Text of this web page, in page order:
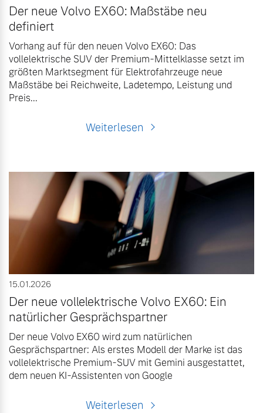
Der neue Volvo EX60: Maßstäbe neu
definiert
Vorhang auf für den neuen Volvo EX60: Das
vollelektrische SUV der Premium-Mittelklasse setzt im
größten Marktsegment für Elektrofahrzeuge neue
Maßstäbe bei Reichweite, Ladetempo, Leistung und
Preis...
Weiterlesen
15.01.2026
Der neue vollelektrische Volvo EX60: Ein
natürlicher Gesprächspartner
Der neue Volvo EX60 wird zum natürlichen
Gesprächspartner: Als erstes Modell der Marke ist das
vollelektrische Premium-SUV mit Gemini ausgestattet,
dem neuen KI-Assistenten von Google
Weiterlesen